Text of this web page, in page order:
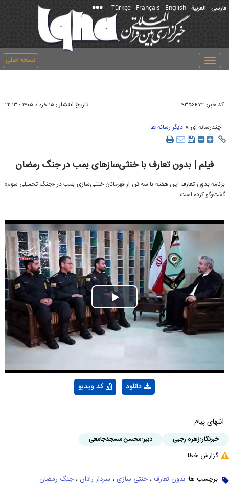
فارسی العربیة English
Français
Türkçe
نسخه اصلی
Toggle
navigation
کد خبر: ۴۳۵۶۴۷۳ تاریخ انتشار : ۱۵ خرداد ۱۴۰۵ - ۲۲:۱۳
چندرسانه ای » دیگر رسانه ها
فیلم | بدون تعارف با خنثی‌ساز‌های بمب در جنگ رمضان
برنامه بدون تعارف این هفته با سه تن از قهرمانان خنثی‌سازی بمب در «جنگ تحمیلی سوم»
گفت‌وگو کرده است.
Play
Video
کد ویدیو دانلود
انتهای پیام
خبرنگار:زهره رجبی دبیر:محسن مسجدجامعی
گزارش خطا
برچسب ها: بدون تعارف ، خنثی سازی ، سردار رادان ، جنگ رمضان